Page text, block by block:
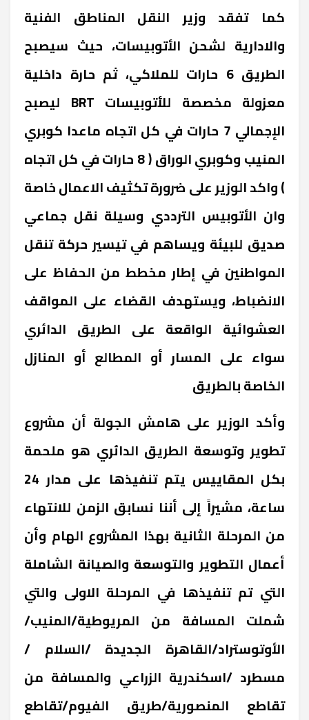
كما تفقد وزير النقل المناطق الفنية
والادارية لشحن الأتوبيسات، حيث سيصبح
الطريق 6 حارات للملاكي، ثم حارة داخلية
معزولة مخصصة للأتوبيسات BRT ليصبح
الإجمالي 7 حارات في كل اتجاه ماعدا كوبري
المنيب وكوبري الوراق ( 8 حارات في كل اتجاه
) واكد الوزير على ضرورة تكثيف الاعمال خاصة
وان الأتوبيس الترددي وسيلة نقل جماعي
صديق للبيئة ويساهم في تيسير حركة تنقل
المواطنين في إطار مخطط من الحفاظ على
الانضباط، ويستهدف القضاء على المواقف
العشوائية الواقعة على الطريق الدائري
سواء على المسار أو المطالع أو المنازل
الخاصة بالطريق
وأكد الوزير على هامش الجولة أن مشروع
تطوير وتوسعة الطريق الدائري هو ملحمة
بكل المقاييس يتم تنفيذها على مدار 24
ساعة، مشيراً إلى أننا نسابق الزمن للانتهاء
من المرحلة الثانية بهذا المشروع الهام وأن
أعمال التطوير والتوسعة والصيانة الشاملة
التي تم تنفيذها في المرحلة الاولى والتي
شملت المسافة من المريوطية/المنيب/
الأوتوستراد/القاهرة الجديدة /السلام /
مسطرد /اسكندرية الزراعي والمسافة من
تقاطع المنصورية/طريق الفيوم/تقاطع